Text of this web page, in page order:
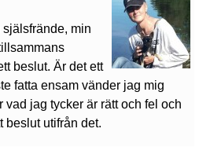
min
beslut. Är det ett
fatta ensam vänder jag mig
vad jag tycker är rätt och fel och
beslut utifrån det.